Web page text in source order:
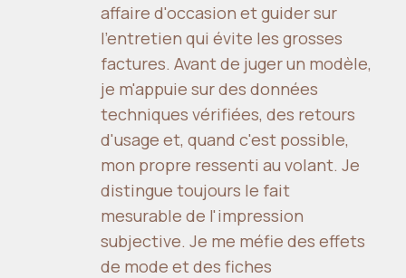
affaire d'occasion et guider sur
l'entretien qui évite les grosses
factures. Avant de juger un modèle,
je m'appuie sur des données
techniques vérifiées, des retours
d'usage et, quand c'est possible,
mon propre ressenti au volant. Je
distingue toujours le fait
mesurable de l'impression
subjective. Je me méfie des effets
de mode et des fiches